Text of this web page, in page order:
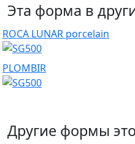
Эта форма в
ROCA LUNAR porcelain
PLOMBIR
Другие формы